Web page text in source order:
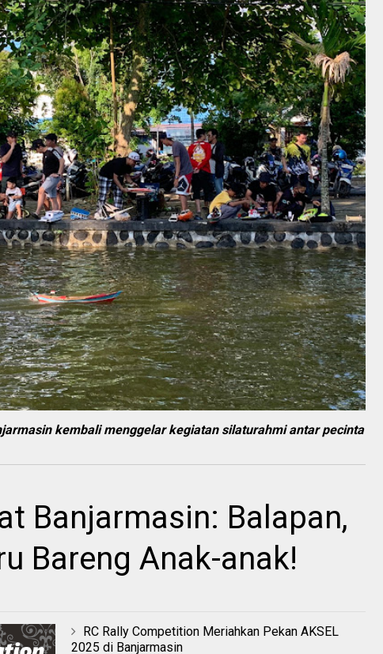
kembali menggelar kegiatan silaturahmi antar pecinta
Banjarmasin: Balapan,
Bareng Anak-anak!
RC Rally Competition Meriahkan Pekan AKSEL
2025 di Banjarmasin